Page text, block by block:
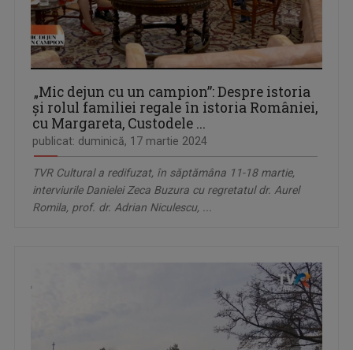
„Mic dejun cu un campion”: Despre istoria
și rolul familiei regale în istoria României,
cu Margareta, Custodele ...
publicat: duminică, 17 martie 2024
TVR Cultural a redifuzat, în săptămâna 11-18 martie,
interviurile Danielei Zeca Buzura cu regretatul dr. Aurel
Romila, prof. dr. Adrian Niculescu, ...